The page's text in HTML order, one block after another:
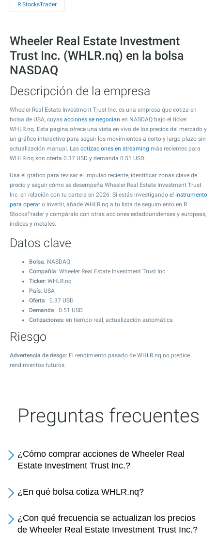
R StocksTrader
Wheeler Real Estate Investment
Trust Inc. (WHLR.nq) en la bolsa
NASDAQ
Descripción de la empresa
Wheeler Real Estate Investment Trust Inc. es una empresa que cotiza en
bolsa de USA, cuyas acciones se negocian en NASDAQ bajo el ticker
WHLR.nq. Esta página ofrece una vista en vivo de los precios del mercado y
un gráfico interactivo para seguir los movimientos a corto y largo plazo sin
actualización manual. Las cotizaciones en streaming más recientes para
WHLR.nq son oferta 0.37 USD y demanda 0.51 USD.
Usa el gráfico para revisar el impulso reciente, identificar zonas clave de
precio y seguir cómo se desempeña Wheeler Real Estate Investment Trust
Inc. en relación con tu cartera en 2026. Si estás investigando el instrumento
para operar o invertir, añade WHLR.nq a tu lista de seguimiento en R
StocksTrader y compáralo con otras acciones estadounidenses y europeas,
índices y metales.
Datos clave
Bolsa: NASDAQ
Compañía: Wheeler Real Estate Investment Trust Inc.
Ticker: WHLR.nq
País: USA
Oferta: 0.37 USD
Demanda: 0.51 USD
Cotizaciones: en tiempo real, actualización automática
Riesgo
Advertencia de riesgo: El rendimiento pasado de WHLR.nq no predice
rendimientos futuros.
Preguntas frecuentes
¿Cómo comprar acciones de Wheeler Real
Estate Investment Trust Inc.?
¿En qué bolsa cotiza WHLR.nq?
¿Con qué frecuencia se actualizan los precios
de Wheeler Real Estate Investment Trust Inc.?